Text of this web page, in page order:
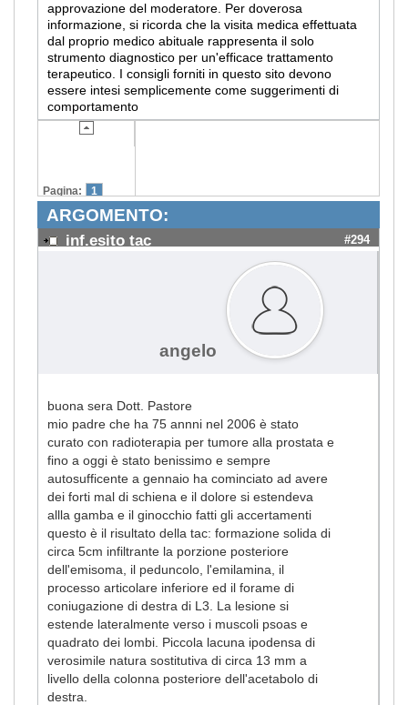
approvazione del moderatore. Per doverosa
informazione, si ricorda che la visita medica effettuata
dal proprio medico abituale rappresenta il solo
strumento diagnostico per un'efficace trattamento
terapeutico. I consigli forniti in questo sito devono
essere intesi semplicemente come suggerimenti di
comportamento
Pagina: 1
ARGOMENTO:
inf.esito tac #294
angelo
buona sera Dott. Pastore
mio padre che ha 75 annni nel 2006 è stato
curato con radioterapia per tumore alla prostata e
fino a oggi è stato benissimo e sempre
autosufficente a gennaio ha cominciato ad avere
dei forti mal di schiena e il dolore si estendeva
allla gamba e il ginocchio fatti gli accertamenti
questo è il risultato della tac: formazione solida di
circa 5cm infiltrante la porzione posteriore
dell'emisoma, il peduncolo, l'emilamina, il
processo articolare inferiore ed il forame di
coniugazione di destra di L3. La lesione si
estende lateralmente verso i muscoli psoas e
quadrato dei lombi. Piccola lacuna ipodensa di
verosimile natura sostitutiva di circa 13 mm a
livello della colonna posteriore dell'acetabolo di
destra.